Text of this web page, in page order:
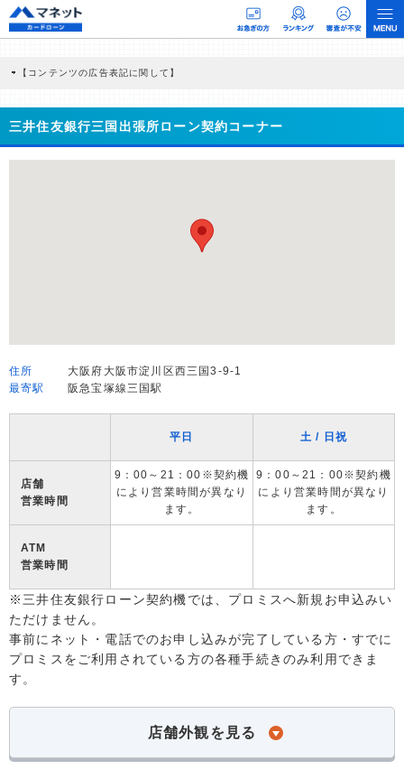
【コンテンツの広告表記に関して】
商品を根拠なくPRするものではなく、当編集部の調査／ユーザーへの口コミ収集な
どに基づき、公平性を担保した情報提供を行っています。
>提携企業一覧
三井住友銀行三国出張所ローン契約コーナー
住所
大阪府大阪市淀川区西三国3-9-1
最寄駅
阪急宝塚線三国駅
平日 土 / 日祝
店舗
営業時間
9：00～21：00※契約機
により営業時間が異なり
ます。
9：00～21：00※契約機
により営業時間が異なり
ます。
ATM
営業時間
※三井住友銀行ローン契約機では、プロミスへ新規お申込みい
ただけません。
事前にネット・電話でのお申し込みが完了している方・すでに
プロミスをご利用されている方の各種手続きのみ利用できま
す。
店舗外観を見る